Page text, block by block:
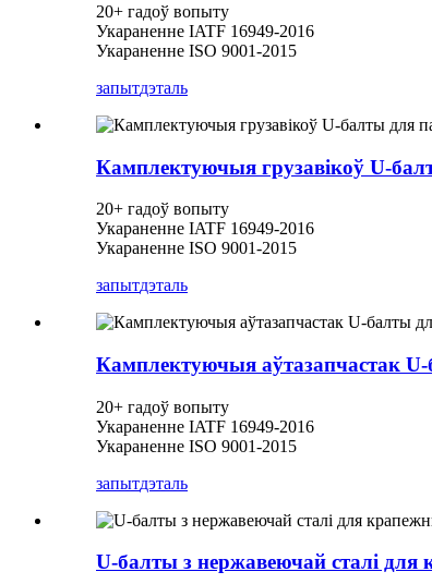
20+ гадоў вопыту
Укараненне IATF 16949-2016
Укараненне ISO 9001-2015
запытдэталь
Камплектуючыя грузавікоў U-
20+ гадоў вопыту
Укараненне IATF 16949-2016
Укараненне ISO 9001-2015
запытдэталь
Камплектуючыя аўтазапчастак
20+ гадоў вопыту
Укараненне IATF 16949-2016
Укараненне ISO 9001-2015
запытдэталь
U-балты з нержавеючай сталі